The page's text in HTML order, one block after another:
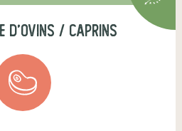
d'ovins / caprins